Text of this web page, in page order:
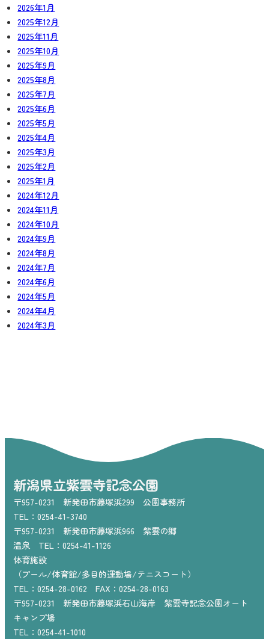
2026年1月
2025年12月
2025年11月
2025年10月
2025年9月
2025年8月
2025年7月
2025年6月
2025年5月
2025年4月
2025年3月
2025年2月
2025年1月
2024年12月
2024年11月
2024年10月
2024年9月
2024年8月
2024年7月
2024年6月
2024年5月
2024年4月
2024年3月
新潟県立紫雲寺記念公園
〒957-0231 新発田市藤塚浜299 公園事務所
TEL：0254-41-3740
〒957-0231 新発田市藤塚浜966 紫雲の郷
温泉 TEL：0254-41-1126
体育施設
（プール/体育館/多目的運動場/テニスコート）
TEL：0254-28-0162 FAX：0254-28-0163
〒957-0231 新発田市藤塚浜石山海岸 紫雲寺記念公園オート
キャンプ場
TEL：0254-41-1010